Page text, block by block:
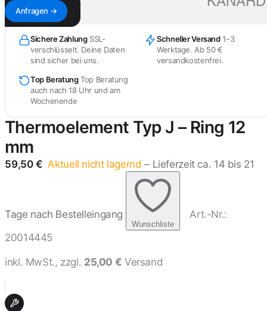
Anfragen →
Sichere Zahlung SSL-
verschlüsselt. Deine Daten
sind sicher bei uns.
Schneller Versand 1–3
Werktage. Ab 50 €
versandkostenfrei.
Top Beratung Top Beratung
auch nach 18 Uhr und am
Wochenende
Thermoelement Typ J – Ring 12
mm
59,50 € Aktuell nicht lagernd – Lieferzeit ca. 14 bis 21
Tage nach Bestelleingang
Wunschliste
Art.-Nr.:
20014445
inkl. MwSt., zzgl. 25,00 € Versand